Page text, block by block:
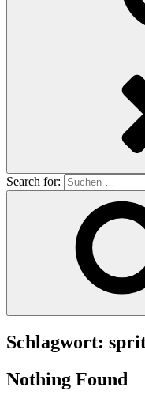
Search for:
Schlagwort:
Nothing Found